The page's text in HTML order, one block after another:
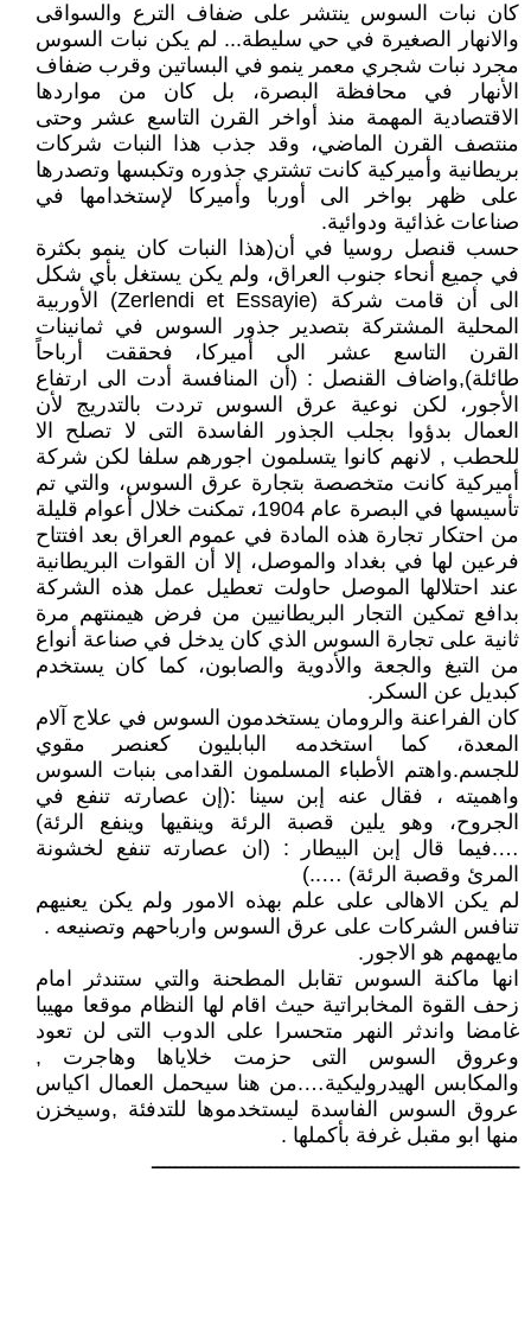
كان نبات السوس ينتشر على ضفاف الترع والسواقى
والانهار الصغيرة في حي سليطة... لم يكن نبات السوس
مجرد نبات شجري معمر ينمو في البساتين وقرب ضفاف
الأنهار في محافظة البصرة، بل كان من مواردها
الاقتصادية المهمة منذ أواخر القرن التاسع عشر وحتى
منتصف القرن الماضي، وقد جذب هذا النبات شركات
بريطانية وأميركية كانت تشتري جذوره وتكبسها وتصدرها
على ظهر بواخر الى أوربا وأميركا لإستخدامها في
صناعات غذائية ودوائية.
حسب قنصل روسيا في أن(هذا النبات كان ينمو بكثرة
في جميع أنحاء جنوب العراق، ولم يكن يستغل بأي شكل
الى أن قامت شركة (Zerlendi et Essayie) الأوربية
المحلية المشتركة بتصدير جذور السوس في ثمانينات
القرن التاسع عشر الى أميركا، فحققت أرباحاً
طائلة),واضاف القنصل : (أن المنافسة أدت الى ارتفاع
الأجور، لكن نوعية عرق السوس تردت بالتدريج لأن
العمال بدؤوا بجلب الجذور الفاسدة التى لا تصلح الا
للحطب , لانهم كانوا يتسلمون اجورهم سلفا لكن شركة
أميركية كانت متخصصة بتجارة عرق السوس، والتي تم
تأسيسها في البصرة عام 1904، تمكنت خلال أعوام قليلة
من احتكار تجارة هذه المادة في عموم العراق بعد افتتاح
فرعين لها في بغداد والموصل، إلا أن القوات البريطانية
عند احتلالها الموصل حاولت تعطيل عمل هذه الشركة
بدافع تمكين التجار البريطانيين من فرض هيمنتهم مرة
ثانية على تجارة السوس الذي كان يدخل في صناعة أنواع
من التبغ والجعة والأدوية والصابون، كما كان يستخدم
كبديل عن السكر.
كان الفراعنة والرومان يستخدمون السوس في علاج آلام
المعدة، كما استخدمه البابليون كعنصر مقوي
للجسم.واهتم الأطباء المسلمون القدامى بنبات السوس
واهميته ، فقال عنه إبن سينا :(إن عصارته تنفع في
الجروح، وهو يلين قصبة الرئة وينقيها وينفع الرئة)
….فيما قال إبن البيطار : (ان عصارته تنفع لخشونة
المرئ وقصبة الرئة) …..)
لم يكن الاهالى على علم بهذه الامور ولم يكن يعنيهم
تنافس الشركات على عرق السوس وارباحهم وتصنيعه .
مايهمهم هو الاجور.
انها ماكنة السوس تقابل المطحنة والتي ستندثر امام
زحف القوة المخابراتية حيث اقام لها النظام موقعا مهيبا
غامضا واندثر النهر متحسرا على الدوب التى لن تعود
وعروق السوس التى حزمت خلاياها وهاجرت ,
والمكابس الهيدروليكية….من هنا سيحمل العمال اكياس
عروق السوس الفاسدة ليستخدموها للتدفئة ,وسيخزن
منها ابو مقبل غرفة بأكملها .
ــــــــــــــــــــــــــــــــــــــــــــــــــــــــــــــ